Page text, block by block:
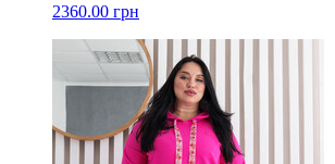
2360.00 грн